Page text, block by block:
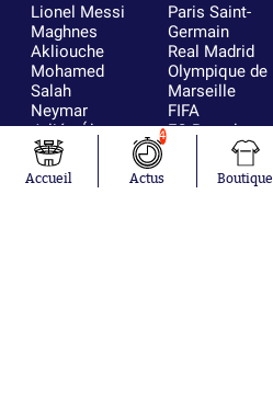
Lionel Messi
Maghnes
Akliouche
Mohamed
Salah
Neymar
Julián Álvarez
Ferrán Torres
Kilian Corredor
Franco
Paris Saint-
Germain
Real Madrid
Olympique de
Marseille
FIFA
FC Barcelone
Argentine
Olympique
lyonnais
Accueil
4
Actus Boutique